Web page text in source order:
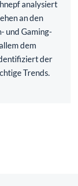
analysiert
an den
und Gaming-
dem
der
Trends.